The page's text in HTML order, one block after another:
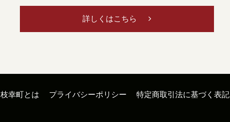
詳しくはこちら
枝幸町とは プライバシーポリシー 特定商取引法に基づく表記